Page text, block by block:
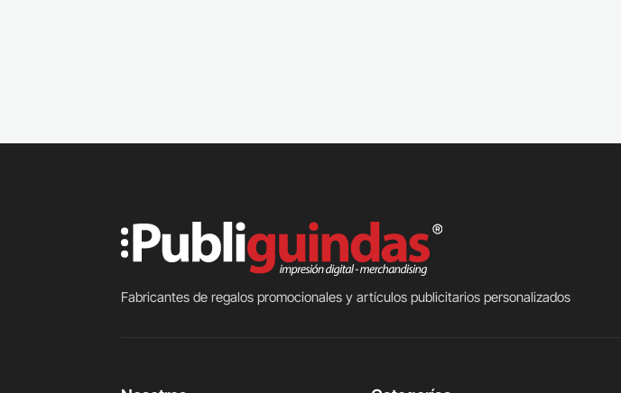
Fabricantes de regalos promocionales y artículos publicitarios personalizados